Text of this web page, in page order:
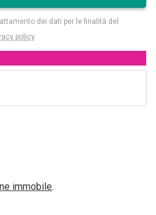
dei dati per le finalità del
policy.
immobile.